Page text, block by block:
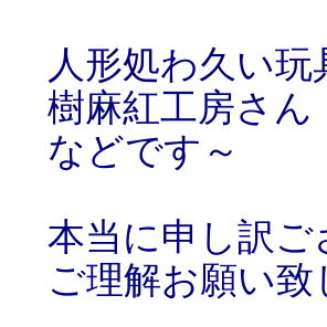
人形処わ久い玩
樹麻紅工房さん
などです～
本当に申し訳
ご理解お願い致